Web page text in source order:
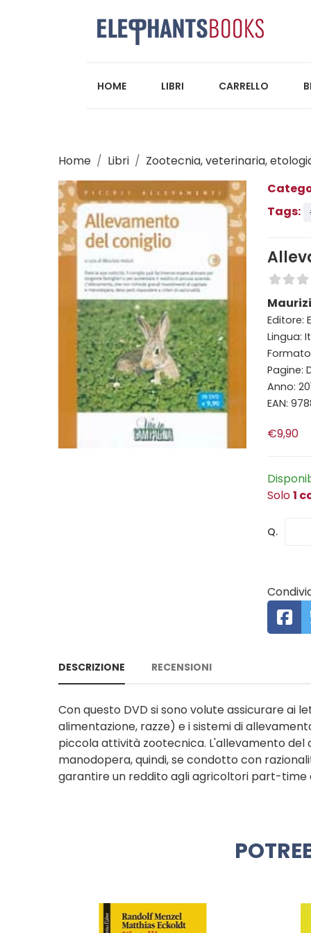
HOME LIBRI CARRELLO
Home Libri Zootecnia, veterinaria,
Tags:
Editore:
Lingua:
Pagine:
Anno:
EAN:
€9,90
Solo1
Q.
DESCRIZIONE RECENSIONI
Con questo DVD si sono volute assicurare ai
alimentazione, razze) e i sistemi di
piccola attività zootecnica. L'allevamento
manodopera, quindi, se condotto con
garantire un reddito agli agricoltori part-time